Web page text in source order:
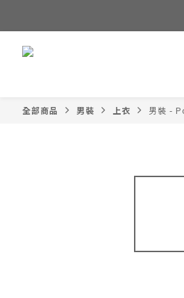
全部商品 男裝 上衣 男裝 -